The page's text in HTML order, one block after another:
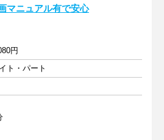
マニュアル有で安心
円
ト・パート